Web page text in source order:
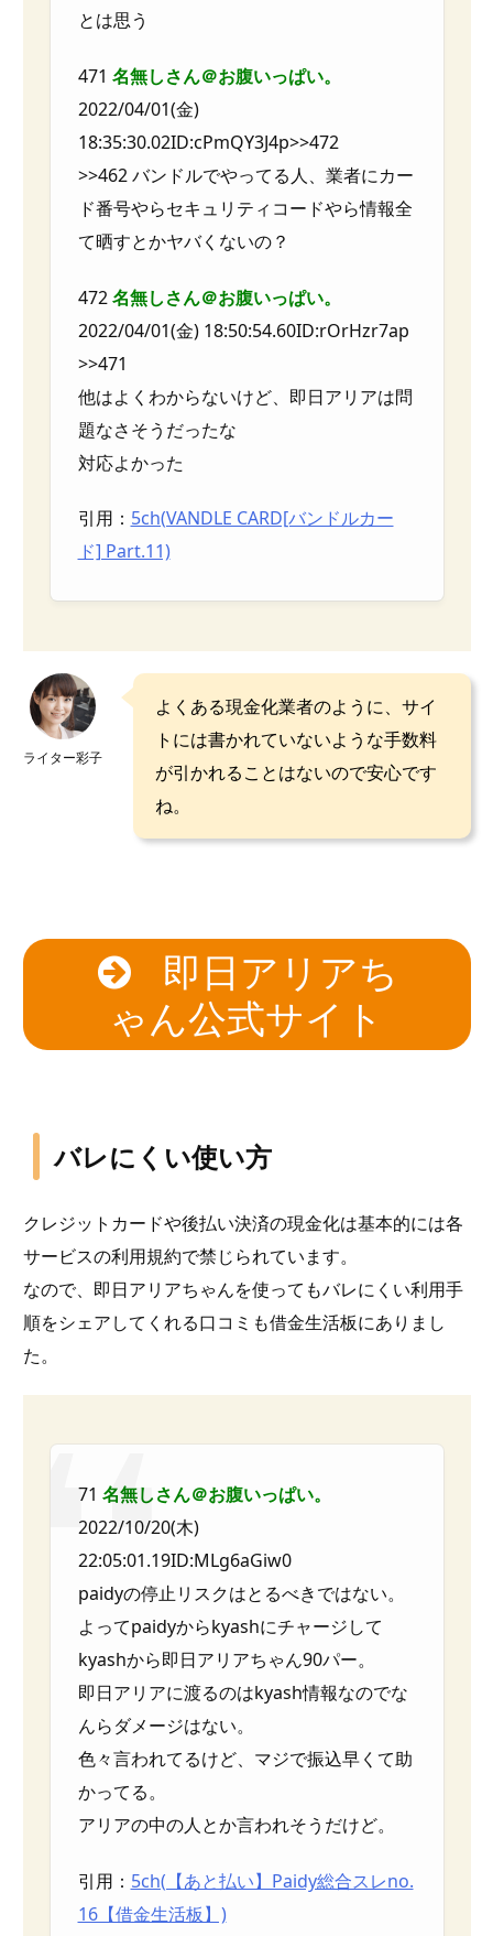
とは思う
471 名無しさん＠お腹いっぱい。
2022/04/01(金)
18:35:30.02ID:cPmQY3J4p>>472
>>462 バンドルでやってる人、業者にカー
ド番号やらセキュリティコードやら情報全
て晒すとかヤバくないの？
472名無しさん＠お腹いっぱい。
2022/04/01(金) 18:50:54.60ID:rOrHzr7ap
>>471
他はよくわからないけど、即日アリアは問
題なさそうだったな
対応よかった
引用： 5ch(VANDLE CARD[バンドルカー
ド] Part.11)
ライター彩子
よくある現金化業者のように、サイ
トには書かれていないような手数料
が引かれることはないので安心です
ね。
即日アリアち
ゃん公式サイト
バレにくい使い方
クレジットカードや後払い決済の現金化は基本的には各
サービスの利用規約で禁じられています。
なので、即日アリアちゃんを使ってもバレにくい利用手
順をシェアしてくれる口コミも借金生活板にありまし
た。
71 名無しさん＠お腹いっぱい。
2022/10/20(木)
22:05:01.19ID:MLg6aGiw0
paidyの停止リスクはとるべきではない。
よってpaidyからkyashにチャージして
kyashから即日アリアちゃん90パー。
即日アリアに渡るのはkyash情報なのでな
んらダメージはない。
色々言われてるけど、マジで振込早くて助
かってる。
アリアの中の人とか言われそうだけど。
引用： 5ch(【あと払い】Paidy総合スレno.
16【借金生活板】)